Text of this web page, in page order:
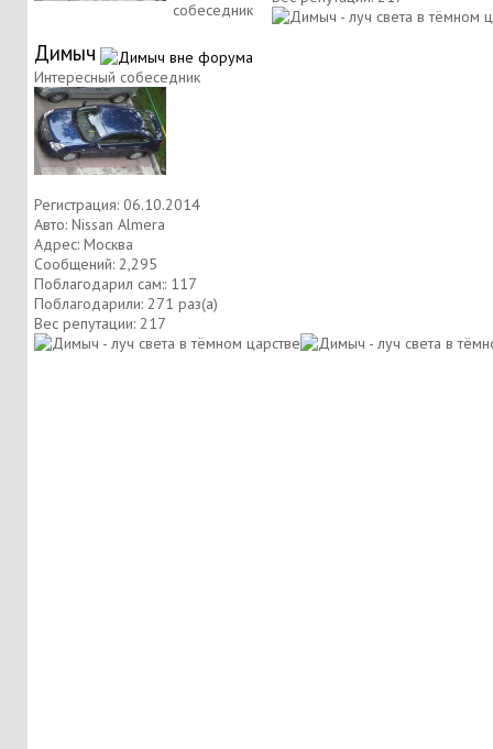
собеседник
Димыч
Интересный собеседник
Регистрация: 06.10.2014
Авто: Nissan Almera
Адрес: Москва
Сообщений: 2,295
Поблагодарил сам:: 117
Поблагодарили: 271 раз(а)
Вес репутации: 217